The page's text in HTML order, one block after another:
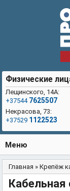
Физические
Лещинского, 14А:
+37544 7625507
Некрасова, 73:
+37529 1122523
Меню
Вы здесь
Главная » Крепёж